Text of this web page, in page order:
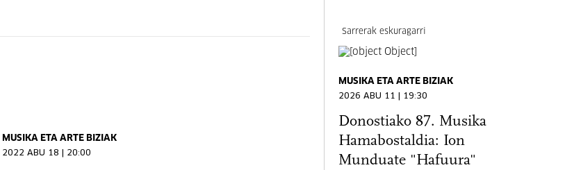
MUSIKA ETA ARTE BIZIAK
2022 ABU 18 | 20:00
Sarrerak eskuragarri
MUSIKA ETA ARTE BIZIAK
2026 ABU 11 | 19:30
Donostiako 87. Musika
Hamabostaldia: Ion
Munduate "Hafuura"